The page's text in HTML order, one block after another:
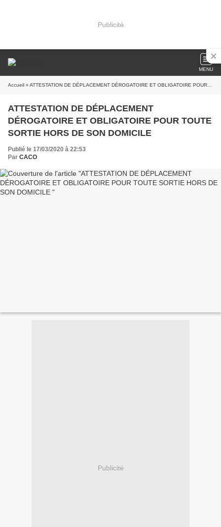
Publicité
MENU
Accueil » ATTESTATION DE DÉPLACEMENT DÉROGATOIRE ET OBLIGATOIRE POUR TOUTE SORTIE HORS DE SON DOMICILE
ATTESTATION DE DÉPLACEMENT
DÉROGATOIRE ET OBLIGATOIRE POUR TOUTE
SORTIE HORS DE SON DOMICILE
Publié le 17/03/2020 à 22:53
Par CACO
Publicité